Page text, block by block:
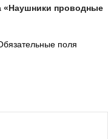
«Наушники проводные
поля